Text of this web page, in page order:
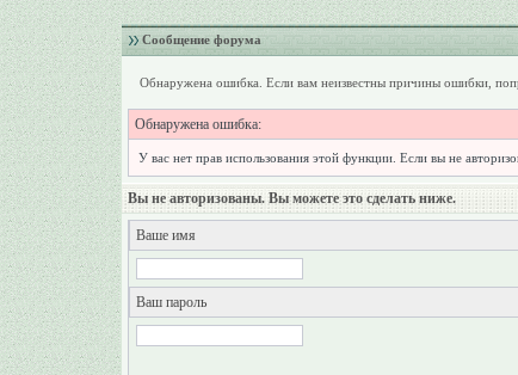
Сообщение форума
Обнаружена ошибка. Если вам неизвестны причины ошибки,
Обнаружена ошибка:
У вас нет прав использования этой функции. Если вы не
Вы не авторизованы. Вы можете это сделать ниже.
Ваше имя
Ваш пароль